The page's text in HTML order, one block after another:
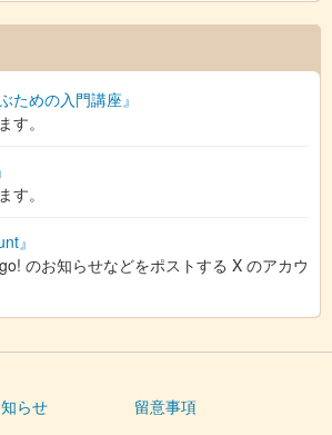
ための入門講座』
す。
す。
』
のお知らせなどをポストする X のアカウ
らせ 留意事項